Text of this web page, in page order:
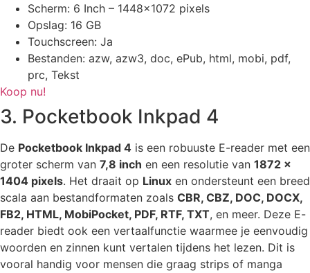
Scherm: 6 Inch – 1448×1072 pixels
Opslag: 16 GB
Touchscreen: Ja
Bestanden: azw, azw3, doc, ePub, html, mobi, pdf,
prc, Tekst
Koop nu!
3. Pocketbook Inkpad 4
De Pocketbook Inkpad 4 is een robuuste E-reader met een
groter scherm van 7,8 inch en een resolutie van 1872 x
1404 pixels. Het draait op Linux en ondersteunt een breed
scala aan bestandformaten zoals CBR, CBZ, DOC, DOCX,
FB2, HTML, MobiPocket, PDF, RTF, TXT, en meer. Deze E-
reader biedt ook een vertaalfunctie waarmee je eenvoudig
woorden en zinnen kunt vertalen tijdens het lezen. Dit is
vooral handig voor mensen die graag strips of manga